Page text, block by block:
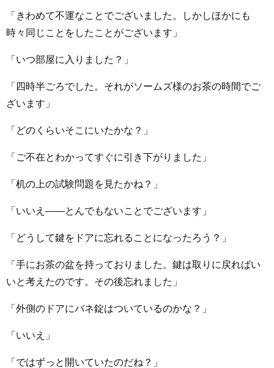
「きわめて不運なことでございました。しかしほかにも
時々同じことをしたことがございます」
「いつ部屋に入りました？」
「四時半ごろでした。それがソームズ様のお茶の時間でご
ざいます」
「どのくらいそこにいたかな？」
「ご不在とわかってすぐに引き下がりました」
「机の上の試験問題を見たかね？」
「いいえ――とんでもないことでございます」
「どうして鍵をドアに忘れることになったろう？」
「手にお茶の盆を持っておりました。鍵は取りに戻ればい
いと考えたのです。その後忘れました」
「外側のドアにバネ錠はついているのかな？」
「いいえ」
「ではずっと開いていたのだね？」